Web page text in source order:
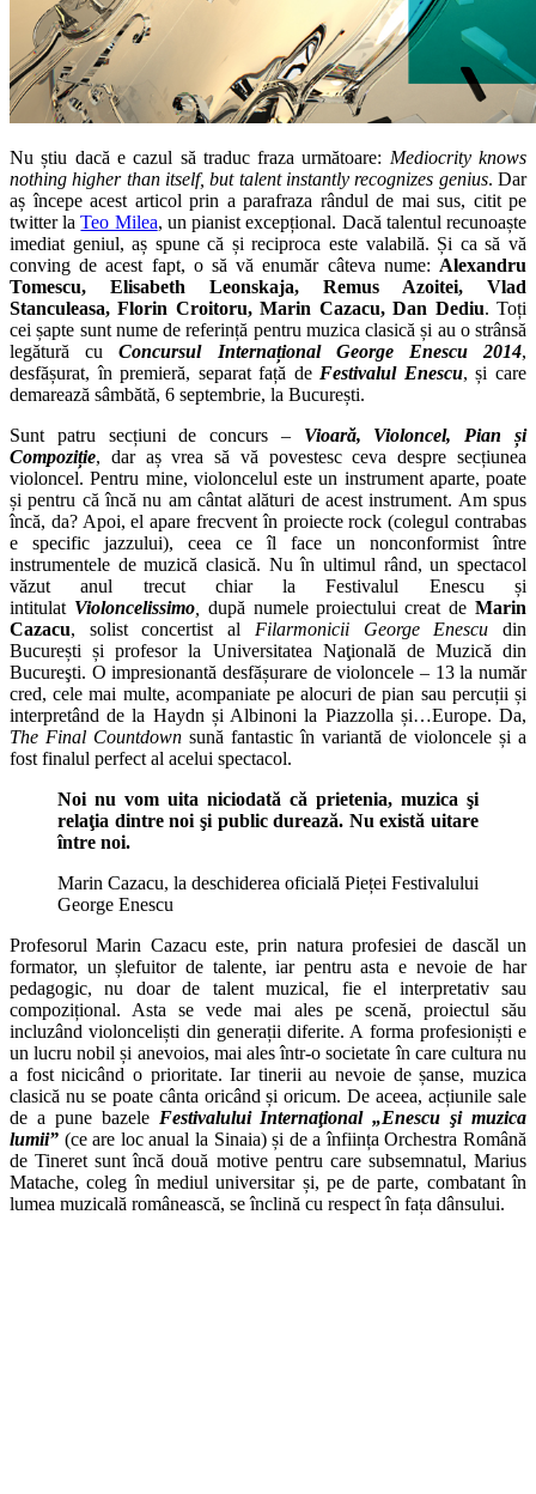
Nu știu dacă e cazul să traduc fraza următoare: Mediocrity knows
nothing higher than itself, but talent instantly recognizes genius. Dar
aș începe acest articol prin a parafraza rândul de mai sus, citit pe
twitter laTeo Milea, un pianist excepțional. Dacă talentul recunoaște
imediat geniul, aș spune că și reciproca este valabilă. Și ca să vă
conving de acest fapt, o să vă enumăr câteva nume: Alexandru
Tomescu, Elisabeth Leonskaja, Remus Azoitei, Vlad
Stanculeasa, Florin Croitoru, Marin Cazacu, Dan Dediu. Toți
cei șapte sunt nume de referință pentru muzica clasică și au o strânsă
legătură cuConcursul Internațional George Enescu 2014,
desfășurat, în premieră, separat față de Festivalul Enescu, și care
demarează sâmbătă, 6 septembrie, la București.
Sunt patru secțiuni de concurs – Vioară, Violoncel, Pian și
Compoziție, dar aș vrea să vă povestesc ceva despre secțiunea
violoncel. Pentru mine, violoncelul este un instrument aparte, poate
și pentru că încă nu am cântat alături de acest instrument. Am spus
încă, da? Apoi, el apare frecvent în proiecte rock (colegul contrabas
e specific jazzului), ceea ce îl face un nonconformist între
instrumentele de muzică clasică. Nu în ultimul rând, un spectacol
văzut anul trecut chiar la Festivalul Enescu și
intitulat Violoncelissimo, după numele proiectului creat deMarin
Cazacu, solist concertist al Filarmonicii George Enescu din
București și profesor la Universitatea Naţională de Muzică din
Bucureşti. O impresionantă desfășurare de violoncele – 13 la număr
cred, cele mai multe, acompaniate pe alocuri de pian sau percuții și
interpretând de la Haydn și Albinoni la Piazzolla și…Europe. Da,
The Final Countdown sună fantastic în variantă de violoncele și a
fost finalul perfect al acelui spectacol.
Noi nu vom uita niciodată că prietenia, muzica şi
relaţia dintre noi şi public durează. Nu există uitare
între noi.
Marin Cazacu, la deschiderea oficială Pieței Festivalului
George Enescu
Profesorul Marin Cazacu este, prin natura profesiei de dascăl un
formator, un șlefuitor de talente, iar pentru asta e nevoie de har
pedagogic, nu doar de talent muzical, fie el interpretativ sau
compozițional. Asta se vede mai ales pe scenă, proiectul său
incluzând violonceliști din generații diferite. A forma profesioniști e
un lucru nobil și anevoios, mai ales într-o societate în care cultura nu
a fost nicicând o prioritate. Iar tinerii au nevoie de șanse, muzica
clasică nu se poate cânta oricând și oricum. De aceea, acțiunile sale
de a pune bazele Festivalului Internaţional „Enescu şi muzica
lumii” (ce are loc anual la Sinaia) și de a înființa Orchestra Română
de Tineret sunt încă două motive pentru care subsemnatul, Marius
Matache, coleg în mediul universitar și, pe de parte, combatant în
lumea muzicală românească, se înclină cu respect în fața dânsului.